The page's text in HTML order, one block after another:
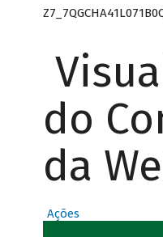
do
da
Ações